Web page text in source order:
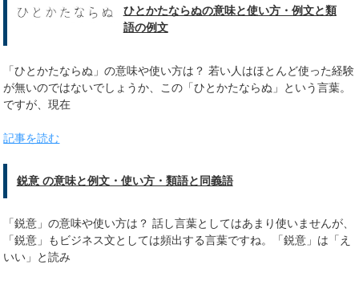
ひとかたならぬの意味と使い方・例文と類
語の例文
「ひとかたならぬ」の意味や使い方は？ 若い人はほとんど使った経験
が無いのではないでしょうか、この「ひとかたならぬ」という言葉。
ですが、現在
記事を読む
鋭意 の意味と例文・使い方・類語と同義語
「鋭意」の意味や使い方は？ 話し言葉としてはあまり使いませんが、
「鋭意」もビジネス文としては頻出する言葉ですね。「鋭意」は「え
いい」と読み